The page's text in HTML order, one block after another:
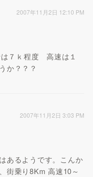
2007年11月2日 12:10 PM
７ｋ程度 高速は１
か？？？
2007年11月2日 3:03 PM
あるようです。こんか
街乗り8Km 高速10～